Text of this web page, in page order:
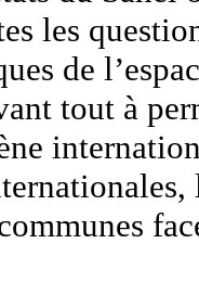
les
de
tout à